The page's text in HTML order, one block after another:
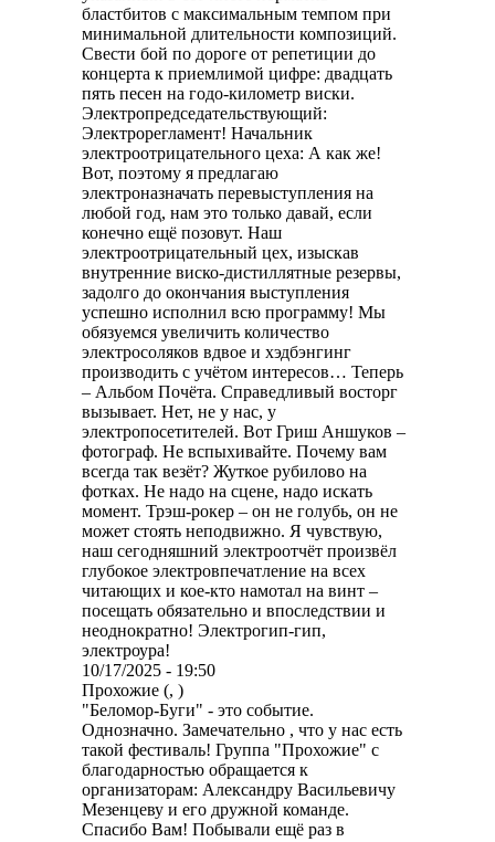
бластбитов с максимальным темпом при
минимальной длительности композиций.
Свести бой по дороге от репетиции до
концерта к приемлимой цифре: двадцать
пять песен на годо-километр виски.
Электропредседательствующий:
Электрорегламент! Начальник
электроотрицательного цеха: А как же!
Вот, поэтому я предлагаю
электроназначать перевыступления на
любой год, нам это только давай, если
конечно ещё позовут. Наш
электроотрицательный цех, изыскав
внутренние виско-дистиллятные резервы,
задолго до окончания выступления
успешно исполнил всю программу! Мы
обязуемся увеличить количество
электросоляков вдвое и хэдбэнгинг
производить с учётом интересов… Теперь
– Альбом Почёта. Справедливый восторг
вызывает. Нет, не у нас, у
электропосетителей. Вот Гриш Аншуков –
фотограф. Не вспыхивайте. Почему вам
всегда так везёт? Жуткое рубилово на
фотках. Не надо на сцене, надо искать
момент. Трэш-рокер – он не голубь, он не
может стоять неподвижно. Я чувствую,
наш сегодняшний электроотчёт произвёл
глубокое электровпечатление на всех
читающих и кое-кто намотал на винт –
посещать обязательно и впоследствии и
неоднократно! Электрогип-гип,
электроура!
10/17/2025 - 19:50
Прохожие (, )
"Беломор-Буги" - это событие.
Однозначно. Замечательно , что у нас есть
такой фестиваль! Группа "Прохожие" с
благодарностью обращается к
организаторам: Александру Васильевичу
Мезенцеву и его дружной команде.
Спасибо Вам! Побывали ещё раз в